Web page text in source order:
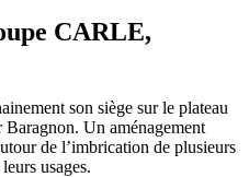
CARLE,
son siège sur le plateau
Un aménagement
de l’imbrication de plusieurs
usages.